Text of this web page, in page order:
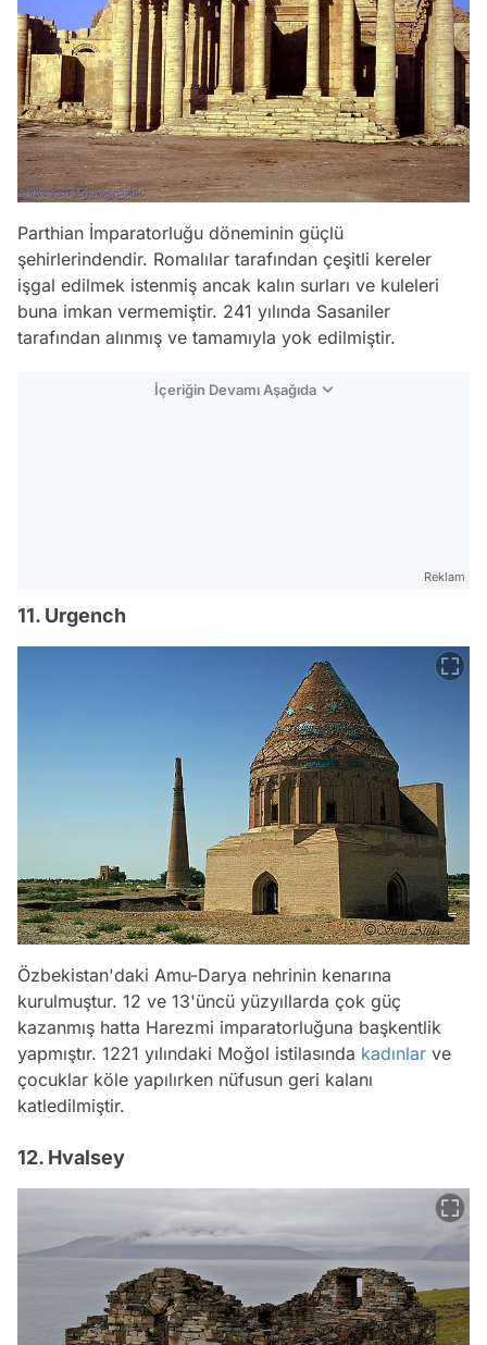
Parthian İmparatorluğu döneminin güçlü
şehirlerindendir. Romalılar tarafından çeşitli kereler
işgal edilmek istenmiş ancak kalın surları ve kuleleri
buna imkan vermemiştir. 241 yılında Sasaniler
tarafından alınmış ve tamamıyla yok edilmiştir.
İçeriğin Devamı Aşağıda
Reklam
11. Urgench
Özbekistan'daki Amu-Darya nehrinin kenarına
kurulmuştur. 12 ve 13'üncü yüzyıllarda çok güç
kazanmış hatta Harezmi imparatorluğuna başkentlik
yapmıştır. 1221 yılındaki Moğol istilasında kadınlar ve
çocuklar köle yapılırken nüfusun geri kalanı
katledilmiştir.
12. Hvalsey